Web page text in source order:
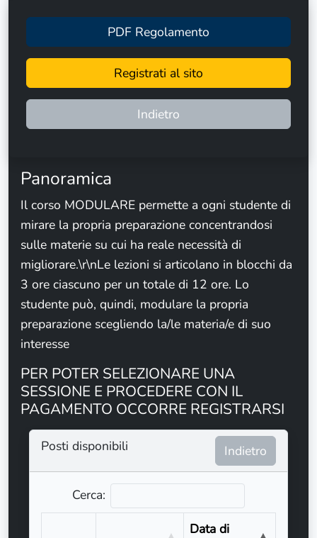
PDF Regolamento
Registrati al sito
Indietro
Panoramica
Il corso MODULARE permette a ogni studente di
mirare la propria preparazione concentrandosi
sulle materie su cui ha reale necessità di
migliorare.\r\nLe lezioni si articolano in blocchi da
3 ore ciascuno per un totale di 12 ore. Lo
studente può, quindi, modulare la propria
preparazione scegliendo la/le materia/e di suo
interesse
PER POTER SELEZIONARE UNA
SESSIONE E PROCEDERE CON IL
PAGAMENTO OCCORRE REGISTRARSI
Posti disponibili Indietro
Cerca:
Data di